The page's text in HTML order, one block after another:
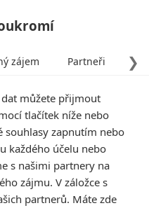
❯
zájem Partneři
můžete přijmout
tlačítek níže nebo
souhlasy zapnutím nebo
každého účelu nebo
s našimi partnery na
zájmu. V záložce s
partnerů. Máte zde